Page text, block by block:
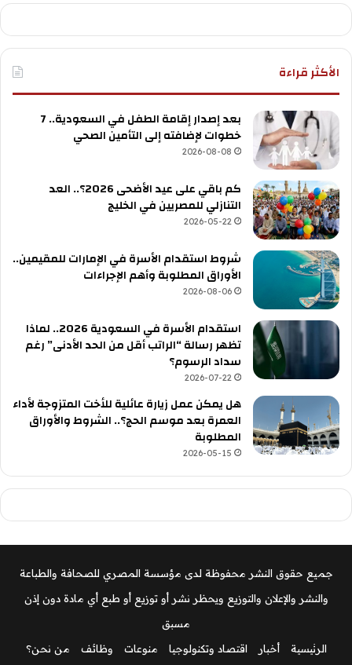
الأكثر قراءة
بعد إصدار إقامة الطفل في السعودية.. 7
خطوات لإضافته إلى التأمين الصحي
2026-08-08
كم باقي على عيد الأضحى 2026؟.. العد
التنازلي للمصريين في الخليج
2026-05-22
شروط استقدام الأسرة في الإمارات للمقيمين..
الأوراق المطلوبة وأهم الإجراءات
2026-08-06
استقدام الأسرة في السعودية 2026.. لماذا
تظهر رسالة “الراتب أقل من الحد الأدنى” رغم
سداد الرسوم؟
2026-07-22
هل يمكن عمل زيارة عائلية للأخت المتزوجة لأداء
العمرة بعد موسم الحج؟.. الشروط والأوراق
المطلوبة
2026-05-15
جميع حقوق النشر محفوظة لدى مؤسسة المصري للصحافة والطباعة
والنشر والإعلان والتوزيع ويحظر نشر أو توزيع أو طبع أي مادة دون إذن
مسبق
الرئيسية
أخبار اقتصاد وتكنولوجيا منوعات وظائف من نحن؟